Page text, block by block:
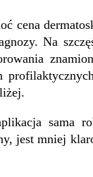
cena
Na
sama
jest mniej